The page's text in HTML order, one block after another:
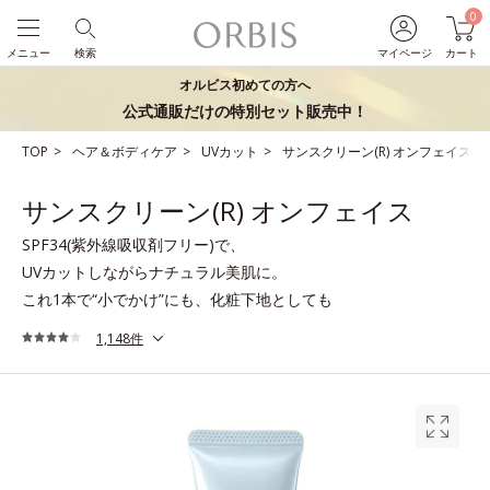
マイページ
0
カート
検索
メニュー
オルビス初めての方へ
公式通販だけの特別セット販売中！
TOP ヘア＆ボディケア UVカット サンスクリーン(R) オンフェイス
サンスクリーン(R) オンフェイス
SPF34(紫外線吸収剤フリー)で、
UVカットしながらナチュラル美肌に。
これ1本で“小でかけ”にも、化粧下地としても
1,148件